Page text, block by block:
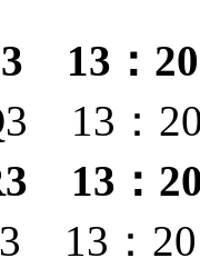
13：
13：
13：
13：